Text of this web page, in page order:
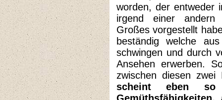
worden, der entweder
irgend einer andern
Großes vorgestellt
beständig welche
schwingen und durch
Ansehen erwerben.
zwischen diesen zwei
scheint eben